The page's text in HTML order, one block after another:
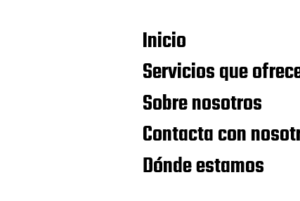
Inicio
Servicios que
Sobre nosotros
Contacta con
Dónde estamos